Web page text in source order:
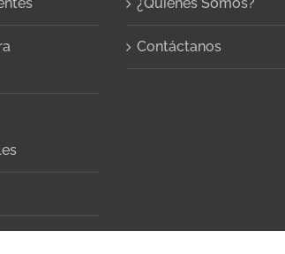
Contáctanos